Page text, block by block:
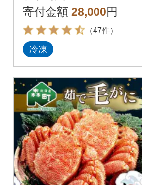
寄付金額 28,000円
（47件）
冷凍